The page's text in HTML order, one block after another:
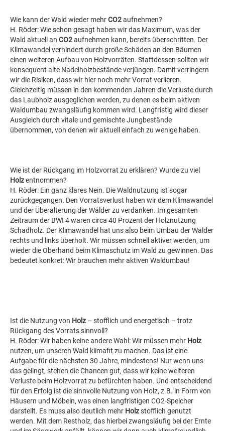
Wie kann der Wald wieder mehrCO2aufnehmen?
H. Röder: Wie schon gesagt haben wir das Maximum, was der
Wald aktuell an CO2aufnehmen kann, bereits überschritten. Der
Klimawandel verhindert durch große Schäden an den Bäumen
einen weiteren Aufbau von Holzvorräten. Stattdessen sollten wir
konsequent alte Nadelholzbestände verjüngen. Damit verringern
wir die Risiken, dass wir hier noch mehr Vorrat verlieren.
Gleichzeitig müssen in den kommenden Jahren die Verluste durch
das Laubholz ausgeglichen werden, zu denen es beim aktiven
Waldumbau zwangsläufig kommen wird. Langfristig wird dieser
Ausgleich durch vitale und gemischte Jungbestände
übernommen, von denen wir aktuell einfach zu wenige haben.
Wie ist der Rückgang im Holzvorrat zu erklären? Wurde zu viel
Holzentnommen?
H. Röder: Ein ganz klares Nein. Die Waldnutzung ist sogar
zurückgegangen. Den Vorratsverlust haben wir dem Klimawandel
und der Überalterung der Wälder zu verdanken. Im gesamten
Zeitraum der BWI 4 waren circa 40 Prozent der Holznutzung
Schadholz. Der Klimawandel hat uns also beim Umbau der Wälder
rechts und links überholt. Wir müssen schnell aktiver werden, um
wieder die Oberhand beim Klimaschutz im Wald zu gewinnen. Das
bedeutet konkret: Wir brauchen mehr aktiven Waldumbau!
Ist die Nutzung von Holz – stofflich und energetisch – trotz
Rückgang des Vorrats sinnvoll?
H. Röder: Wir haben keine andere Wahl: Wir müssen mehr Holz
nutzen, um unseren Wald klimafit zu machen. Das ist eine
Aufgabe für die nächsten 30 Jahre, mindestens! Nur wenn uns
das gelingt, stehen die Chancen gut, dass wir keine weiteren
Verluste beim Holzvorrat zu befürchten haben. Und entscheidend
für den Erfolg ist die sinnvolle Nutzung von Holz, z.B. in Form von
Häusern und Möbeln, was einen langfristigen CO2-Speicher
darstellt. Es muss also deutlich mehr Holzstofflich genutzt
werden. Mit dem Restholz, das hierbei zwangsläufig bei der Ernte